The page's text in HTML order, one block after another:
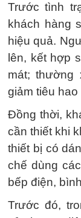
Trước tình
khách hàng
hiệu quả.
lên, kết hợp
mát; thường
giảm tiêu
Đồng thời,
cần thiết khi
thiết bị có
chế dùng
bếp điện,
Trước đó,